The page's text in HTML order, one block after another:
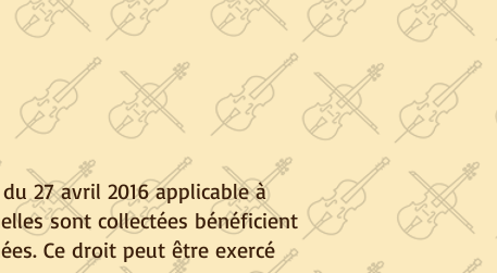
27 avril 2016 applicable à
sont collectées bénéficient
Ce droit peut être exercé